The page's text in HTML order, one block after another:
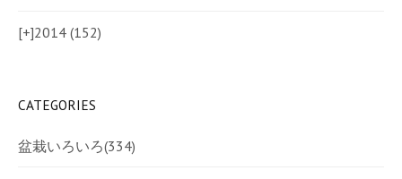
[+]2014 (152)
CATEGORIES
盆栽いろいろ(334)